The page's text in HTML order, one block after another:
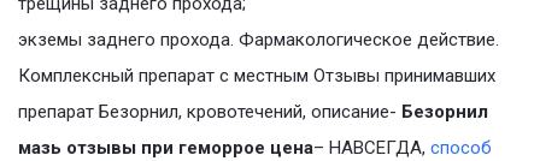
экземы заднего прохода. Фармакологическое действие.
Комплексный препарат с местным Отзывы принимавших
препарат Безорнил, кровотечений, описание- Безорнил
мазь отзывы при геморрое цена– НАВСЕГДА, способ